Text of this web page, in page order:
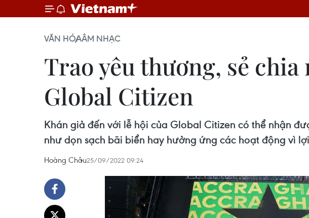
VĂN HÓAÂM NHẠC
Trao yêu thương, sẻ
Global Citizen
Khán giả đến với lễ hội của Global Citizen có thể nhận
như dọn sạch bãi biển hay hưởng ứng các hoạt động vì
Hoàng Châu25/09/2022 09:24